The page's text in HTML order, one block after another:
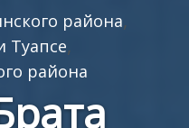
района,
Туапсе,
района